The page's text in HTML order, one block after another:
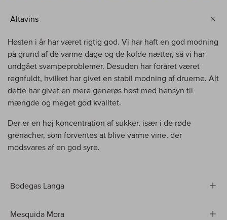
Altavins
Høsten i år har været rigtig god. Vi har haft en god modning
på grund af de varme dage og de kolde nætter, så vi har
undgået svampeproblemer. Desuden har foråret været
regnfuldt, hvilket har givet en stabil modning af druerne. Alt
dette har givet en mere generøs høst med hensyn til
mængde og meget god kvalitet.
Der er en høj koncentration af sukker, især i de røde
grenacher, som forventes at blive varme vine, der
modsvares af en god syre.
Bodegas Langa
Mesquida Mora